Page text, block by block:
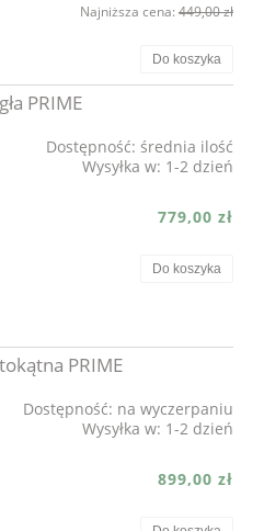
Najniższa cena: 449,00 zł
Do koszyka
PRIME
Dostępność: średnia ilość
Wysyłka w: 1-2 dzień
779,00 zł
Do koszyka
PRIME
Dostępność: na wyczerpaniu
Wysyłka w: 1-2 dzień
899,00 zł